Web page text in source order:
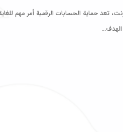
تعد حماية الحسابات الرقمية أمر مهم
الهدف…